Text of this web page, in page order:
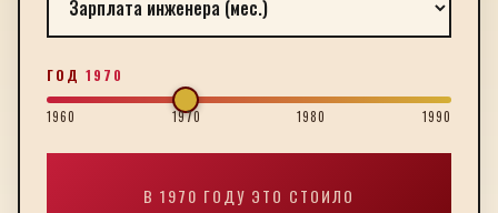
ГОД 1970
1960 1970 1980 1990
В 1970 ГОДУ ЭТО СТОИЛО